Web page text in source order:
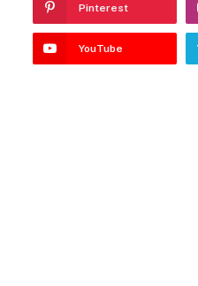
Pinterest
YouTube